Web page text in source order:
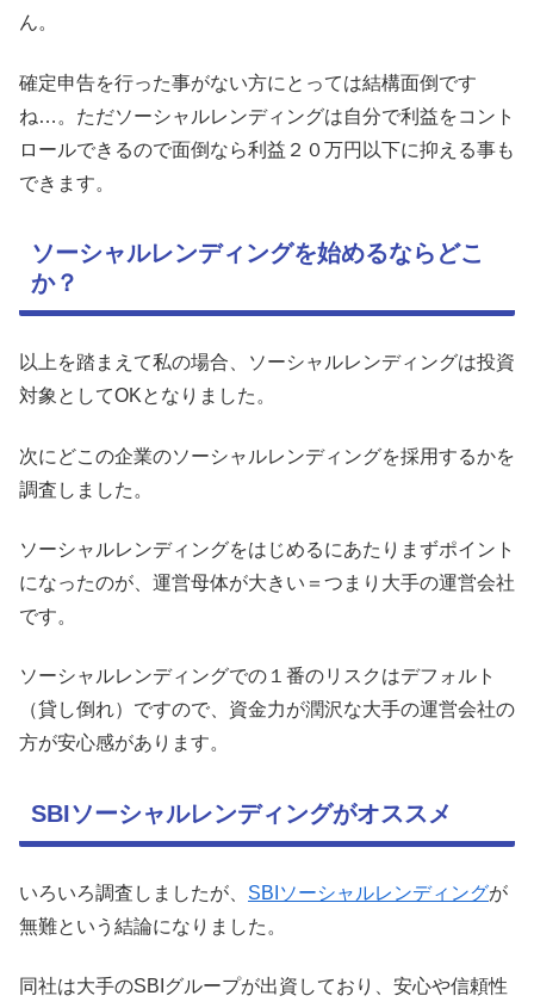
ん。
確定申告を行った事がない方にとっては結構面倒です
ね…。ただソーシャルレンディングは自分で利益をコント
ロールできるので面倒なら利益２０万円以下に抑える事も
できます。
ソーシャルレンディングを始めるならどこ
か？
以上を踏まえて私の場合、ソーシャルレンディングは投資
対象としてOKとなりました。
次にどこの企業のソーシャルレンディングを採用するかを
調査しました。
ソーシャルレンディングをはじめるにあたりまずポイント
になったのが、運営母体が大きい＝つまり大手の運営会社
です。
ソーシャルレンディングでの１番のリスクはデフォルト
（貸し倒れ）ですので、資金力が潤沢な大手の運営会社の
方が安心感があります。
SBIソーシャルレンディングがオススメ
いろいろ調査しましたが、 SBIソーシャルレンディングが
無難という結論になりました。
同社は大手のSBIグループが出資しており、安心や信頼性